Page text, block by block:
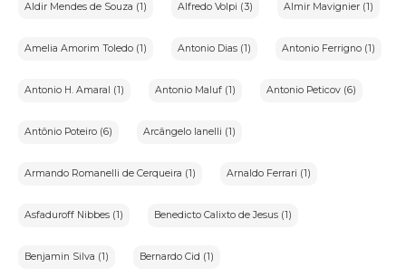
Aldir Mendes de Souza (1) Alfredo Volpi (3) Almir Mavignier (1)
Amelia Amorim Toledo (1) Antonio Dias (1) Antonio Ferrigno (1)
Antonio H. Amaral (1) Antonio Maluf (1) Antonio Peticov (6)
Antônio Poteiro (6) Arcângelo Ianelli (1)
Armando Romanelli de Cerqueira (1) Arnaldo Ferrari (1)
Asfaduroff Nibbes (1) Benedicto Calixto de Jesus (1)
Benjamin Silva (1) Bernardo Cid (1)